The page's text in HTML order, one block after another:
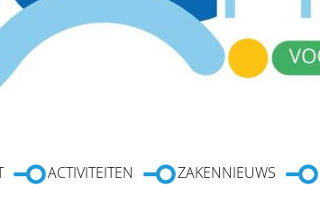
ACTIVITEITEN ZAKENNIEUWS